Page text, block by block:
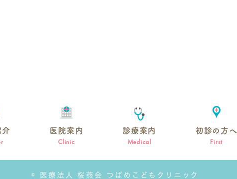
介 医院案内
Clinic
診療案内
Medical
初診の方へ
First
© 医療法人 桜燕会 つばめこどもクリニック